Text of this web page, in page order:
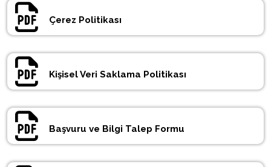
Çerez Politikası
Kişisel Veri Saklama Politikası
Başvuru ve Bilgi Talep Formu